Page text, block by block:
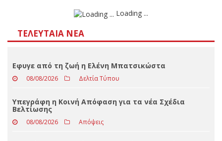
ΤΕΛΕΥΤΑΊΑ ΝΈΑ
Eφυγε από τη ζωή η Ελένη Μπατσικώστα
08/08/2026 Δελτία Τύπου